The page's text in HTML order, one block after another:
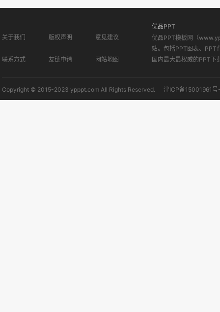
关于我们 版权声明 意见建议
联系方式 友链申请 网站地图
优品PPT
优品PPT模板网（
站。包括PPT图表、PPT
国内最大最权威的PPT下
Copyright © 2015-2023 ypppt.com All Rights Reserved. 津ICP备15001961号